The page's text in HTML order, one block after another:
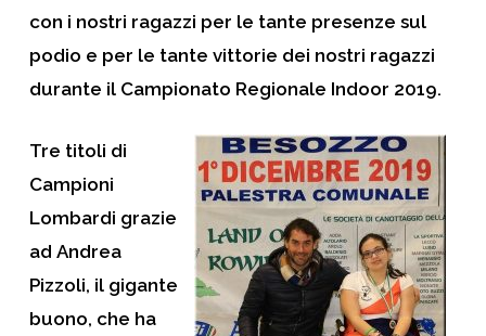
con i nostri ragazzi per le tante presenze sul
podio e per le tante vittorie dei nostri ragazzi
durante il Campionato Regionale Indoor 2019.
Tre titoli di
Campioni
Lombardi grazie
ad Andrea
Pizzoli, il gigante
buono, che ha